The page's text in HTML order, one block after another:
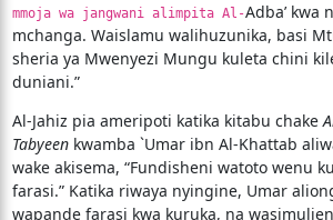
mmoja wa jangwani alimpita Al-Adba’ kwa
mchanga. Waislamu walihuzunika, basi
sheria ya Mwenyezi Mungu kuleta chini
duniani.”
Al-Jahiz pia ameripoti katika kitabu chake
Tabyeenkwamba `Umar ibn Al-Khattab
wake akisema, “Fundisheni watoto wenu
farasi.” Katika riwaya nyingine, Umar
wapande farasi kwa kuruka, na